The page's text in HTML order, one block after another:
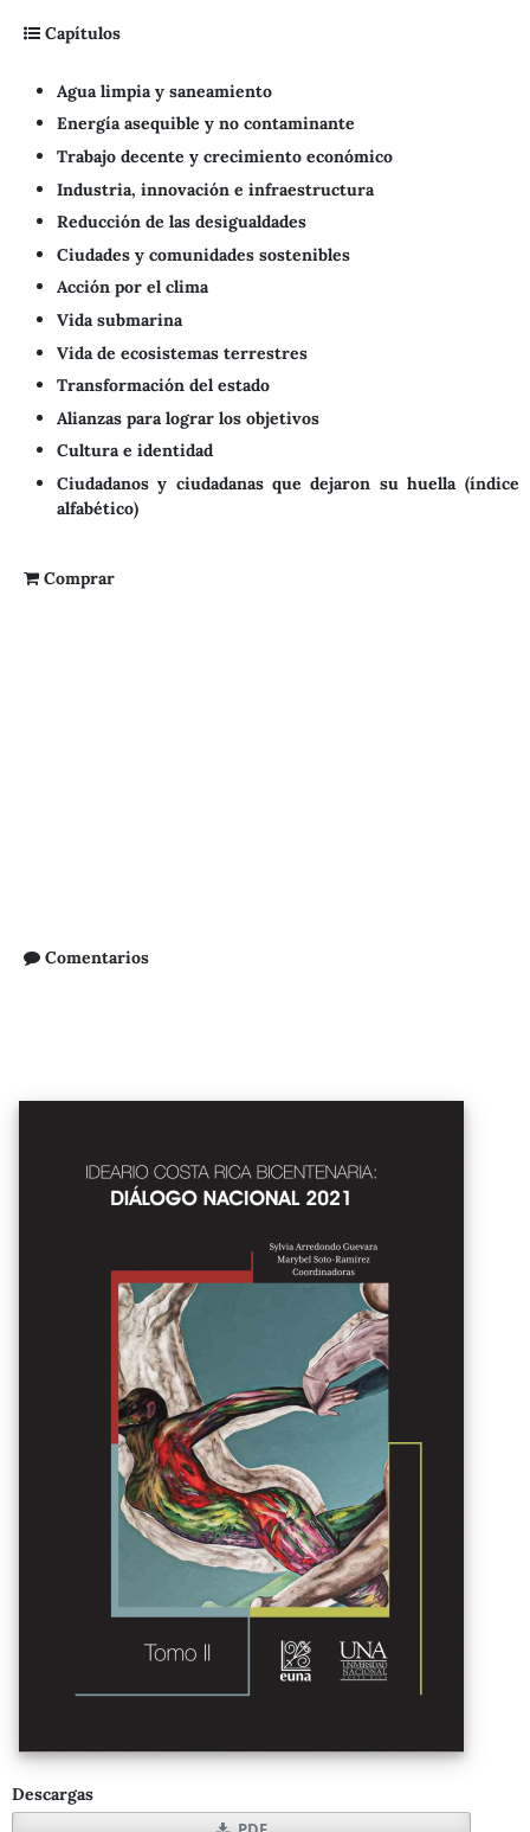
Capítulos
Agua limpia y saneamiento
Energía asequible y no contaminante
Trabajo decente y crecimiento económico
Industria, innovación e infraestructura
Reducción de las desigualdades
Ciudades y comunidades sostenibles
Acción por el clima
Vida submarina
Vida de ecosistemas terrestres
Transformación del estado
Alianzas para lograr los objetivos
Cultura e identidad
Ciudadanos y ciudadanas que dejaron su huella (índice
alfabético)
Comprar
Comentarios
Descargas